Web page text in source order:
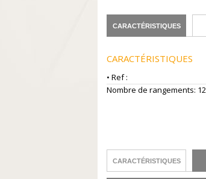
CARACTÉRISTIQUES
CARACTÉRISTIQUES
• Ref :
Nombre de rangements:
CARACTÉRISTIQUES